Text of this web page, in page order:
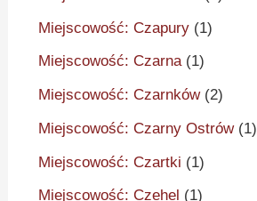
Miejscowość: Czapury (1)
Miejscowość: Czarna(1)
Miejscowość: Czarnków(2)
Miejscowość: Czarny Ostrów(1)
Miejscowość: Czartki (1)
Miejscowość: Czehel (1)